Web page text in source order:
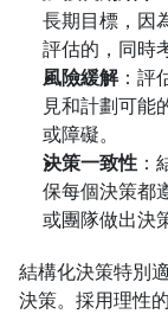
長期目標，因
評估的，同時
風險緩解：評
見和計劃可能
或障礙。
決策一致性 ：
保每個決策都
或團隊做出決
結構化決策特別
決策。採用理性